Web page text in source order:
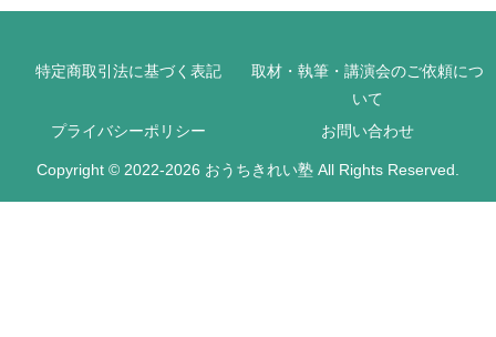
特定商取引法に基づく表記
取材・執筆・講演会のご依頼につ
いて
プライバシーポリシー
お問い合わせ
Copyright © 2022-2026 おうちきれい塾 All Rights Reserved.